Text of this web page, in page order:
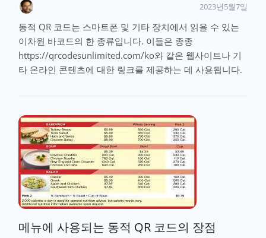
2023년5월7일
동적 QR 코드는 스마트폰 및 기타 장치에서 읽을 수 있는
이차원 바코드의 한 종류입니다. 이들은 종종
https://qrcodesunlimited.com/ko와 같은 웹사이트나 기
타 온라인 콘텐츠에 대한 링크를 제공하는 데 사용됩니다.
메뉴에 사용되는 동적 QR 코드의 장점